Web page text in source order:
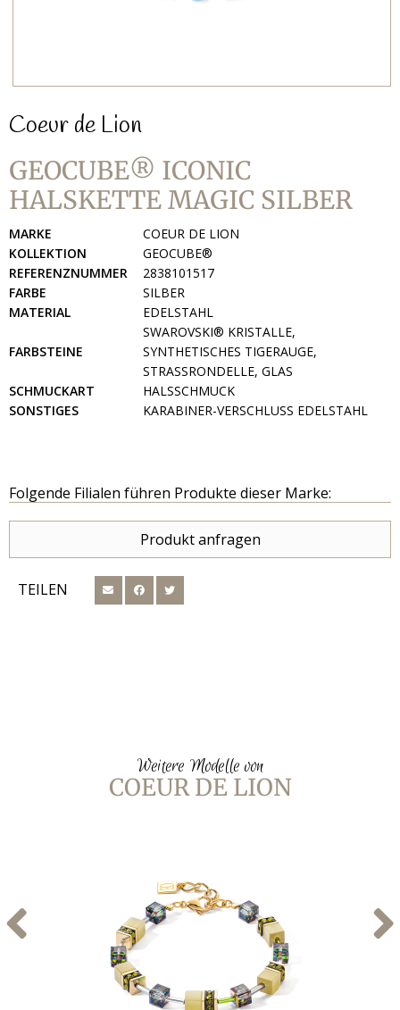
Coeur de Lion
GEOCUBE® ICONIC
HALSKETTE MAGIC SILBER
MARKE
COEUR DE LION
KOLLEKTION
GEOCUBE®
REFERENZNUMMER
2838101517
FARBE
SILBER
MATERIAL
EDELSTAHL
FARBSTEINE
SWAROVSKI® KRISTALLE,
SYNTHETISCHES TIGERAUGE,
STRASSRONDELLE, GLAS
SCHMUCKART
HALSSCHMUCK
SONSTIGES
KARABINER-VERSCHLUSS EDELSTAHL
Folgende Filialen führen Produkte dieser Marke:
Produkt anfragen
TEILEN
Weitere Modelle von
COEUR DE LION